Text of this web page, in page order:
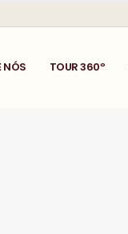
NÓS TOUR 360º